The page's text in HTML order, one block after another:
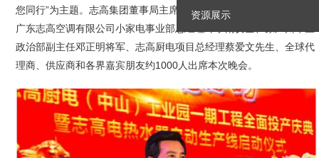
资源展示
您同行”为主题。志高集团董事局主席李兴浩先生及夫人邱波女士、
广东志高空调有限公司小家电事业部总经理邓学南女士、原广州军区
政治部副主任邓正明将军、志高厨电项目总经理蔡爱文先生、全球代
理商、供应商和各界嘉宾朋友约1000人出席本次晚会。